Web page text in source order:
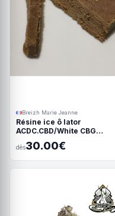
Breizh Marie Jeanne
Résine ice ô lator
ACDC.CBD/White CBG
190/45u
dès30.00€